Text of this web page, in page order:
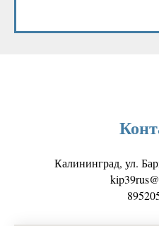
Калининград, ул.